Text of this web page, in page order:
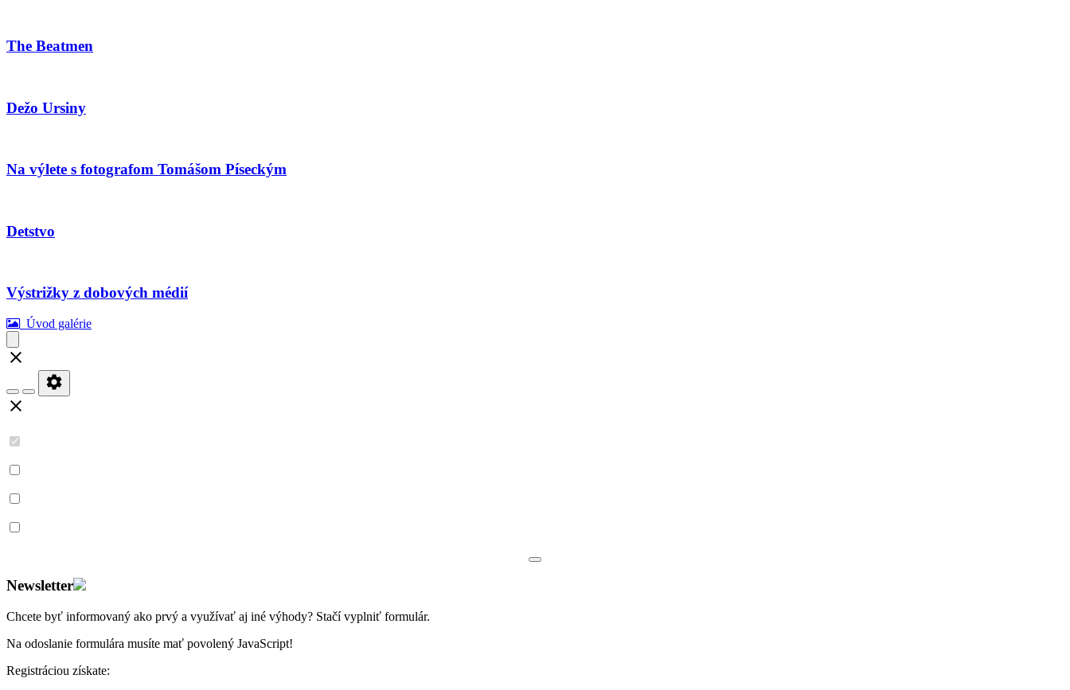
The Beatmen
Dežo Ursiny
Na výlete s fotografom Tomášom Píseckým
Detstvo
Výstrižky z dobových médií
Úvod galérie
Newsletter
Chcete byť informovaný ako prvý a využívať aj iné výhody? Stačí vyplniť formulár.
Na odoslanie formulára musíte mať povolený JavaScript!
Registráciou získate: